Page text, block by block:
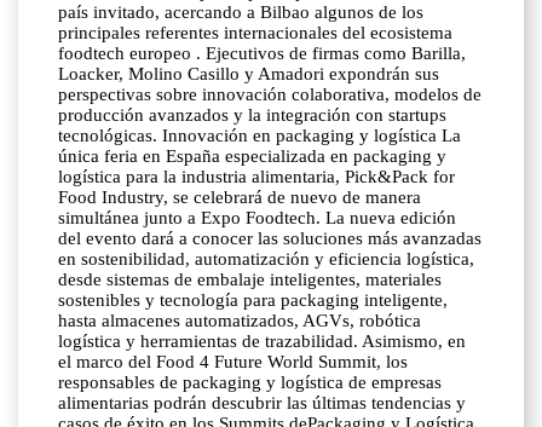
país invitado, acercando a Bilbao algunos de los
principales referentes internacionales del ecosistema
foodtech europeo . Ejecutivos de firmas como Barilla,
Loacker, Molino Casillo y Amadori expondrán sus
perspectivas sobre innovación colaborativa, modelos de
producción avanzados y la integración con startups
tecnológicas. Innovación en packaging y logística La
única feria en España especializada en packaging y
logística para la industria alimentaria, Pick&Pack for
Food Industry, se celebrará de nuevo de manera
simultánea junto a Expo Foodtech. La nueva edición
del evento dará a conocer las soluciones más avanzadas
en sostenibilidad, automatización y eficiencia logística,
desde sistemas de embalaje inteligentes, materiales
sostenibles y tecnología para packaging inteligente,
hasta almacenes automatizados, AGVs, robótica
logística y herramientas de trazabilidad. Asimismo, en
el marco del Food 4 Future World Summit, los
responsables de packaging y logística de empresas
alimentarias podrán descubrir las últimas tendencias y